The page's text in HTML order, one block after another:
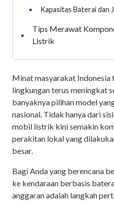
•
Kapasitas Baterai dan
•
Tips Merawat
Listrik
Minat masyarakat Indonesia
lingkungan terus meningkat
banyaknya pilihan model
nasional. Tidak hanya dari
mobil listrik kini semakin
perakitan lokal yang
besar.
Bagi Anda yang berencana
ke kendaraan berbasis
anggaran adalah langkah